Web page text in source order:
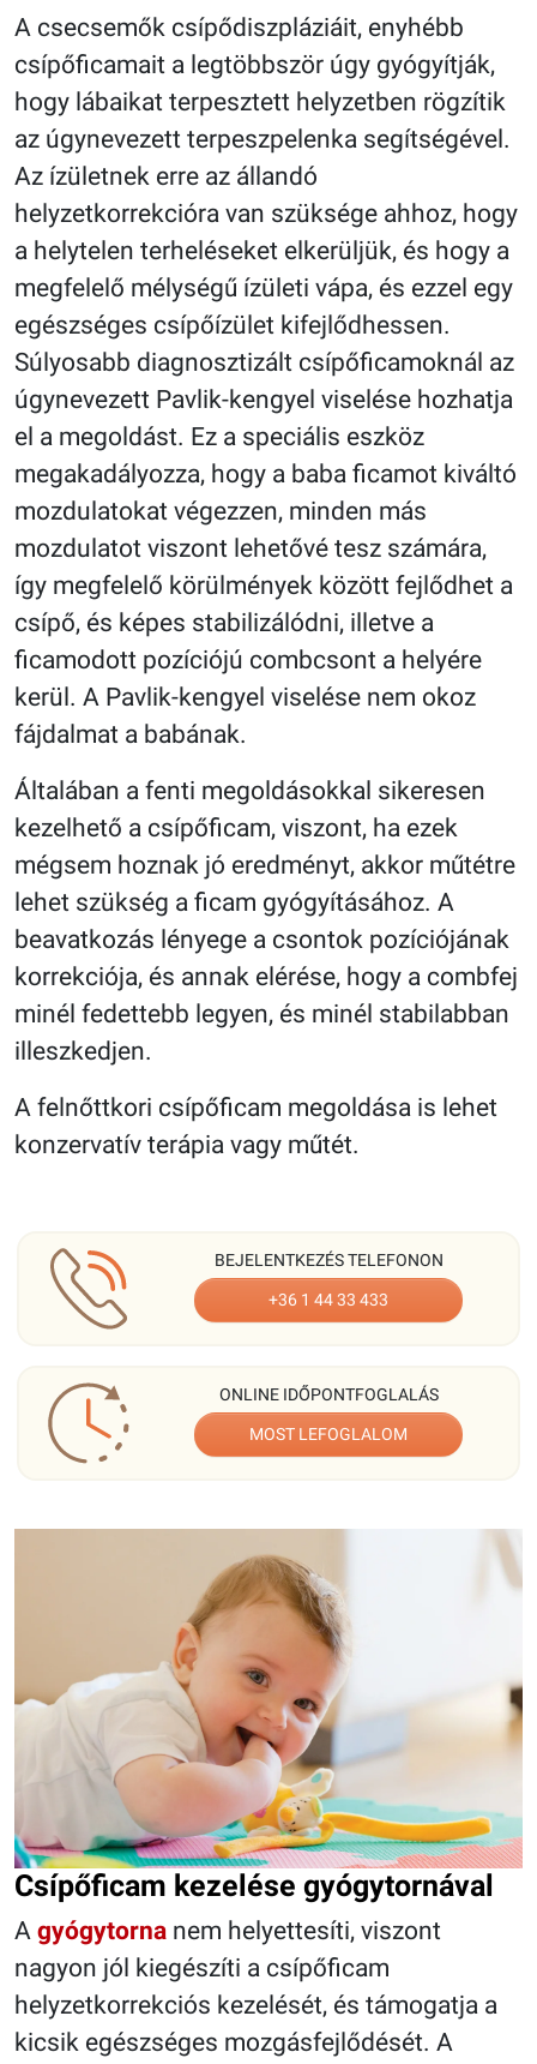
A csecsemők csípődiszpláziáit, enyhébb
csípőficamait a legtöbbször úgy gyógyítják,
hogy lábaikat terpesztett helyzetben rögzítik
az úgynevezett terpeszpelenka segítségével.
Az ízületnek erre az állandó
helyzetkorrekcióra van szüksége ahhoz, hogy
a helytelen terheléseket elkerüljük, és hogy a
megfelelő mélységű ízületi vápa, és ezzel egy
egészséges csípőízület kifejlődhessen.
Súlyosabb diagnosztizált csípőficamoknál az
úgynevezett Pavlik-kengyel viselése hozhatja
el a megoldást. Ez a speciális eszköz
megakadályozza, hogy a baba ficamot kiváltó
mozdulatokat végezzen, minden más
mozdulatot viszont lehetővé tesz számára,
így megfelelő körülmények között fejlődhet a
csípő, és képes stabilizálódni, illetve a
ficamodott pozíciójú combcsont a helyére
kerül. A Pavlik-kengyel viselése nem okoz
fájdalmat a babának.
Általában a fenti megoldásokkal sikeresen
kezelhető a csípőficam, viszont, ha ezek
mégsem hoznak jó eredményt, akkor műtétre
lehet szükség a ficam gyógyításához. A
beavatkozás lényege a csontok pozíciójának
korrekciója, és annak elérése, hogy a combfej
minél fedettebb legyen, és minél stabilabban
illeszkedjen.
A felnőttkori csípőficam megoldása is lehet
konzervatív terápia vagy műtét.
BEJELENTKEZÉS TELEFONON
+36 1 44 33 433
ONLINE IDŐPONTFOGLALÁS
MOST LEFOGLALOM
Csípőficam kezelése gyógytornával
A gyógytorna nem helyettesíti, viszont
nagyon jól kiegészíti a csípőficam
helyzetkorrekciós kezelését, és támogatja a
kicsik egészséges mozgásfejlődését. A